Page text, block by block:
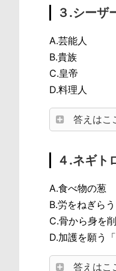
３.シーザ
A.芸能人
B.貴族
C.皇帝
D.料理人
答えはこ
４.ネギト
A.食べ物の葱
B.労をねぎらう
C.骨から身を
D.加護を願う
答えはこ